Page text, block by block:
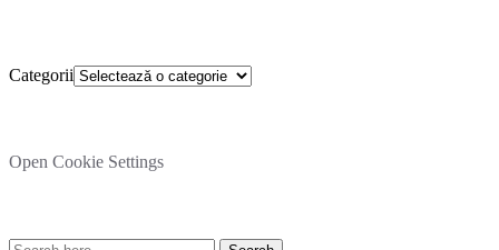
Categorii
Open Cookie Settings